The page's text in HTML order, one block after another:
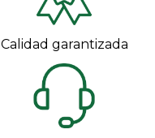
Calidad garantizada